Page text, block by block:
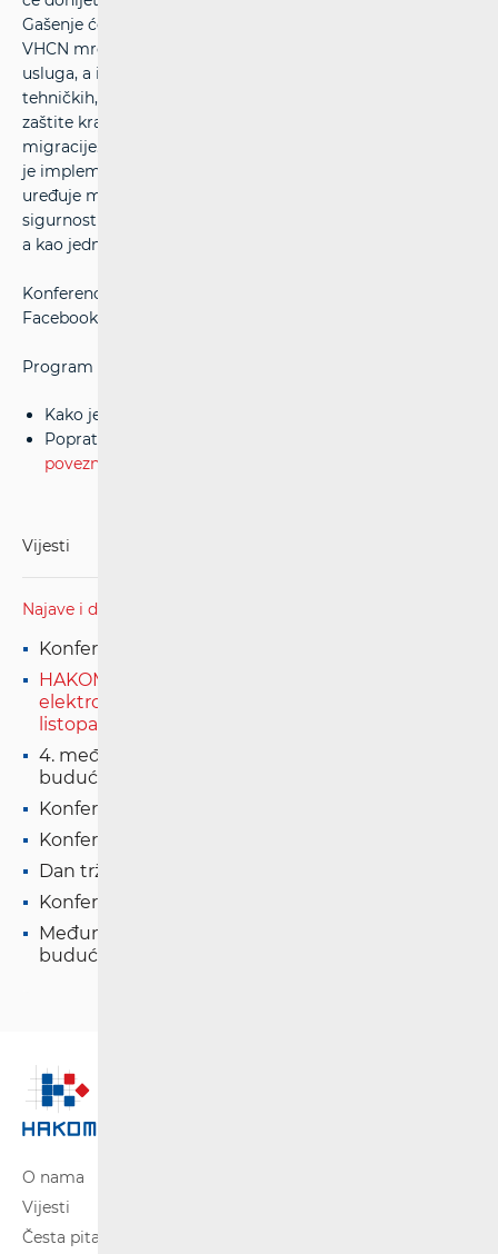
Gašenje će osigurati bržu migraciju na novoizgrađene
VHCN mreže i time otvoriti prostor za razvoj naprednijih
usluga, a istovremeno to će se zahtijevati rješavanje
tehničkih, regulatornih i tržišnih pitanja te osiguranje
zaštite krajnjih korisnika i tržišnog natjecanja tijekom
migracije. Posljednja tema o kojoj će se govoriti
je implementacija Zakona o kibernetičkoj sigurnosti, koji
uređuje mjere za postizanje visoke razine kibernetičke
sigurnosti, kao i pitanja nadzora te uređuje ulogu HAKOM-
a kao jednog od nositelja provedbe ovog zakona.
Konferencija će se moći pratiti uživo na HAKOM-ovom
Facebook i YouTube kanalu.
Program konferencije dostupan je na
Kako je bilo na konferenciji može se vidjeti
Popratno priopćenje za medije dostupno je na
poveznici
Vijesti
Najave i događanja
Konferencija "Dan novih tehnologija 2026."
HAKOM-ova konferencija "Dan tržišta
elektroničkih komunikacija 2025." održat će se u
listopadu
4. međunarodna konferencija "Pristupačna
budućnost"
Konferencija "Dan novih tehnologija 2025."
Konferencija "Dan novih tehnologija 2024."
Dan tržišta elektroničkih komunikacija 2023.
Konferencija G dan 2023.
Međunarodna konferencija "Pristupačna
budućnost"
O nama
Vijesti
Česta pitanja